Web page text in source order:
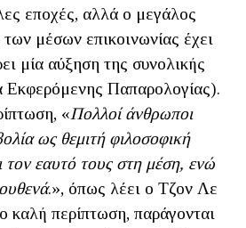
εποχές, αλλά ο μεγάλος
μέσων επικοινωνίας έχει
μία αύξηση της συνολικής
Παπαρολογίας).
«Πολλοί άνθρωποι
ως θεμιτή φιλοσοφική
τον εαυτό τους στη μέση, ενώ
.», όπως λέει ο Τζον Λε
καλή περίπτωση, παράγονται